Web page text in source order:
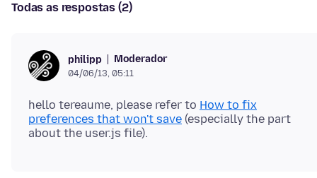
Todas as respostas (2)
philipp Moderador
04/06/13, 05:11
hello tereaume, please refer to How to fix
preferences that won't save (especially the part